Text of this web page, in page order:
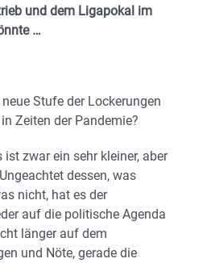
und dem Ligapokal im
…
Stufe der Lockerungen
Zeiten der Pandemie?
zwar ein sehr kleiner, aber
dessen, was
nicht, hat es der
auf die politische Agenda
länger auf dem
und Nöte, gerade die